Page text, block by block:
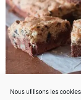
Nous utilisons les